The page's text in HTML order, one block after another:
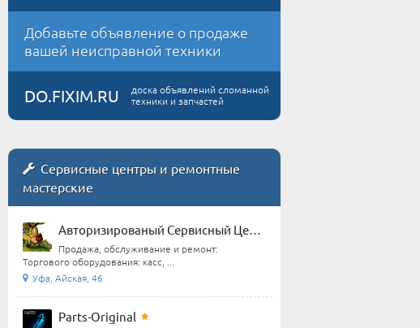
Добавьте объявление о продаже
вашей неисправной техники
DO.FIXIM.RU
доска объявлений сломанной
техники и запчастей
Сервисные центры и ремонтные
мастерские
Авторизированый Сервисный Центр
Продажа, обслуживание и ремонт:
Торгового оборудования: касс, ...
Уфа, Айская, 46
Parts-Original